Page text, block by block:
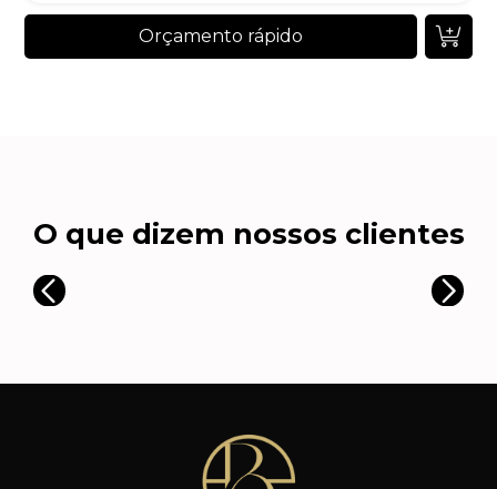
Orçamento rápido
O que dizem nossos clientes